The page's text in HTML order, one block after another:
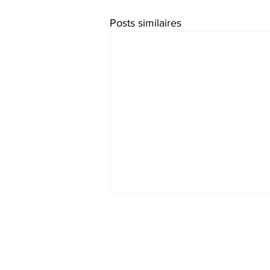
Posts similaires